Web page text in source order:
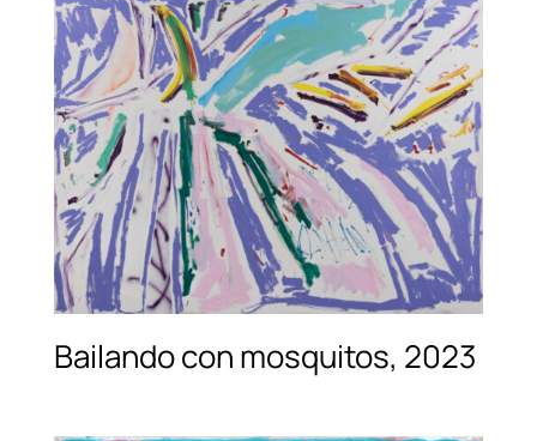
Bailando con mosquitos, 2023